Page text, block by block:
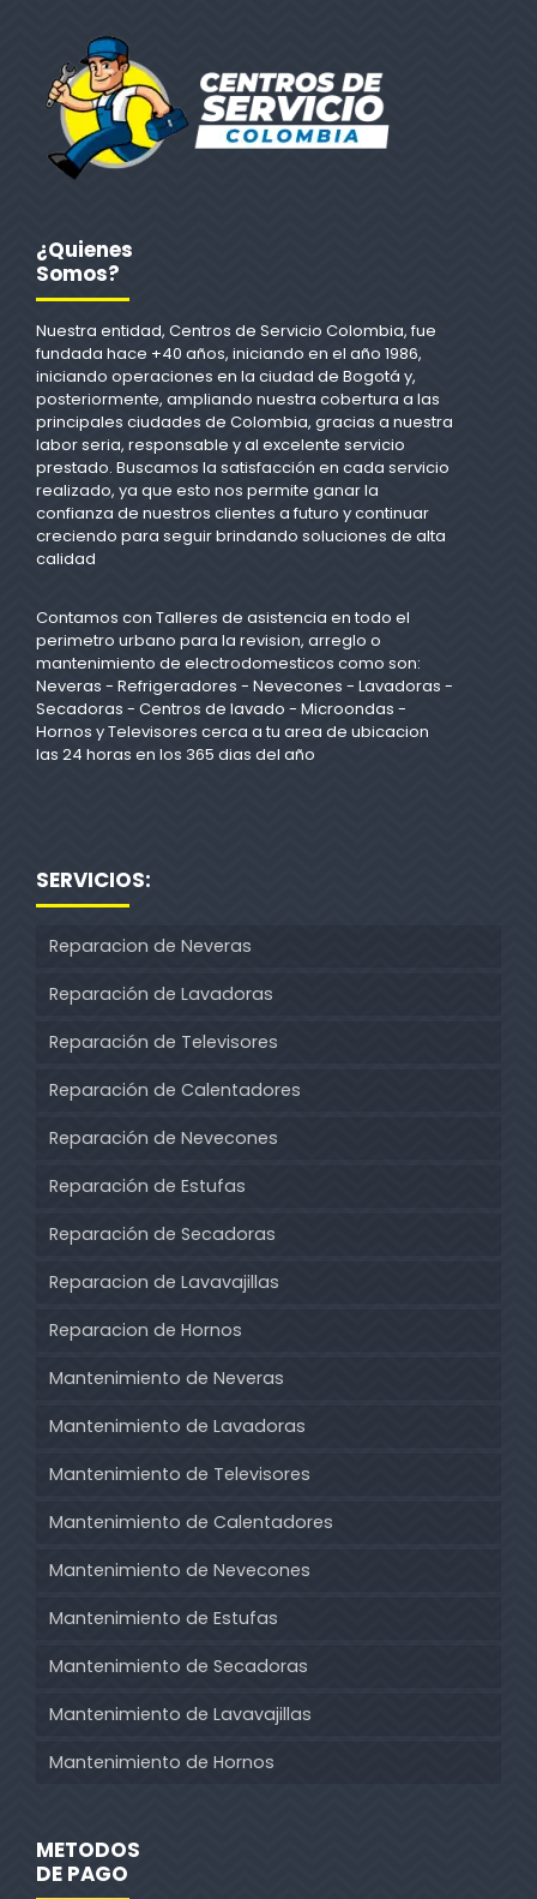
¿Quienes
Somos?
Nuestra entidad, Centros de Servicio Colombia, fue
fundada hace +40 años, iniciando en el año 1986,
iniciando operaciones en la ciudad de Bogotá y,
posteriormente, ampliando nuestra cobertura a las
principales ciudades de Colombia, gracias a nuestra
labor seria, responsable y al excelente servicio
prestado. Buscamos la satisfacción en cada servicio
realizado, ya que esto nos permite ganar la
confianza de nuestros clientes a futuro y continuar
creciendo para seguir brindando soluciones de alta
calidad
Contamos con Talleres de asistencia en todo el
perimetro urbano para la revision, arreglo o
mantenimiento de electrodomesticos como son:
Neveras - Refrigeradores - Nevecones - Lavadoras -
Secadoras - Centros de lavado - Microondas -
Hornos y Televisores cerca a tu area de ubicacion
las 24 horas en los 365 dias del año
SERVICIOS:
Reparacion de Neveras
Reparación de Lavadoras
Reparación de Televisores
Reparación de Calentadores
Reparación de Nevecones
Reparación de Estufas
Reparación de Secadoras
Reparacion de Lavavajillas
Reparacion de Hornos
Mantenimiento de Neveras
Mantenimiento de Lavadoras
Mantenimiento de Televisores
Mantenimiento de Calentadores
Mantenimiento de Nevecones
Mantenimiento de Estufas
Mantenimiento de Secadoras
Mantenimiento de Lavavajillas
Mantenimiento de Hornos
METODOS
DE PAGO